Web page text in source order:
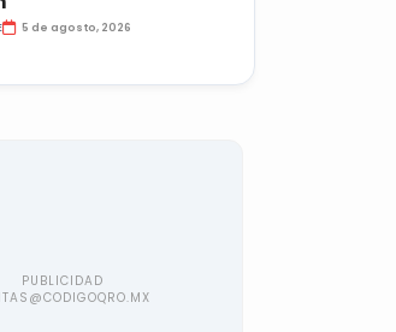
5 de agosto, 2026